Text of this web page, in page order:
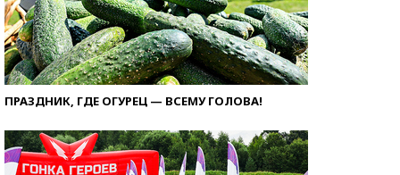
ПРАЗДНИК, ГДЕ ОГУРЕЦ — ВСЕМУ ГОЛОВА!